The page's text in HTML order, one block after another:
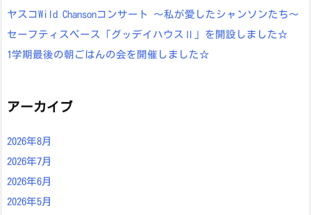
ヤスコWild Chansonコンサート ～私が愛したシャンソンたち～
セーフティスペース「グッデイハウスⅡ」を開設しました☆
1学期最後の朝ごはんの会を開催しました☆
アーカイブ
2026年8月
2026年7月
2026年6月
2026年5月